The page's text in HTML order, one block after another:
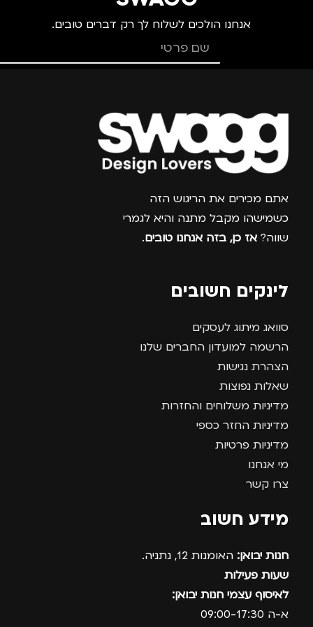
,חיילים ,טיולים ,
אנחנו הולכים לשלוח לך רק דברים טובים.
צרפו אותי למועדון
אתם מכירים את הריגוש הזה
כשמישהו מקבל מתנה והיא לגמרי
שווה? אז כן, בזה אנחנו טובים.
לינקים חשובים
סוואג מיתוג לעסקים
הרשמה למועדון החברים שלנו
הצהרת נגישות
שאלות נפוצות
מדיניות משלוחים והחזרות
מדיניות החזר כספי
מדיניות פרטיות
מי אנחנו
צרו קשר
מידע חשוב
חנות יבואן: האומנות 12, נתניה.
שעות פעילות
לאיסוף עצמי חנות יבואן:
א-ה 09:00-17:30